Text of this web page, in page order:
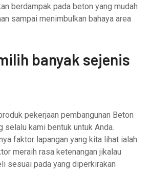
berdampak pada beton yang mudah
sampai menimbulkan bahaya area
banyak sejenis
pekerjaan pembangunan Beton
selalu kami bentuk untuk Anda.
faktor lapangan yang kita lihat ialah
meraih rasa ketenangan jikalau
sesuai pada yang diperkirakan